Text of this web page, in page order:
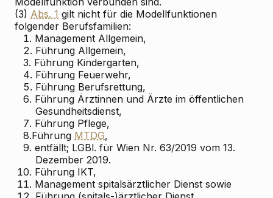
(3) Abs. 1 gilt nicht für die Modellfunktionen
folgender Berufsfamilien:
1. Management Allgemein,
2. Führung Allgemein,
3. Führung Kindergarten,
4. Führung Feuerwehr,
5. Führung Berufsrettung,
6. Führung Ärztinnen und Ärzte im öffentlichen
Gesundheitsdienst,
7. Führung Pflege,
8.Führung MTDG,
9. entfällt; LGBl. für Wien Nr. 63/2019 vom 13.
Dezember 2019.
10. Führung IKT,
11. Management spitalsärztlicher Dienst sowie